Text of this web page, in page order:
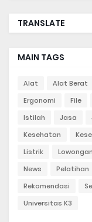
TRANSLATE
MAIN TAGS
Alat Alat Berat
Ergonomi
File
Istilah
Jasa
Kesehatan
Listrik
News
Pelatihan
Rekomendasi
Universitas K3